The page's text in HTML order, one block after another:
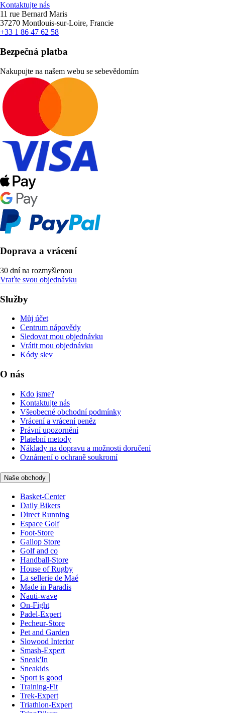
Kontaktujte nás
11 rue Bernard Maris
37270 Montlouis-sur-Loire, Francie
+33 1 86 47 62 58
Bezpečná platba
Nakupujte na našem webu se sebevědomím
Doprava a vrácení
30 dní na rozmyšlenou
Vraťte svou objednávku
Služby
Můj účet
Centrum nápovědy
Sledovat mou objednávku
Vrátit mou objednávku
Kódy slev
O nás
Kdo jsme?
Kontaktujte nás
Všeobecné obchodní podmínky
Vrácení a vrácení peněz
Právní upozornění
Platební metody
Náklady na dopravu a možnosti doručení
Oznámení o ochraně soukromí
Naše obchody
Basket-Center
Daily Bikers
Direct Running
Espace Golf
Foot-Store
Gallop Store
Golf and co
Handball-Store
House of Rugby
La sellerie de Maé
Made in Paradis
Nauti-wave
On-Fight
Padel-Expert
Pecheur-Store
Pet and Garden
Slowood Interior
Smash-Expert
Sneak'In
Sneakids
Sport is good
Training-Fit
Trek-Expert
Triathlon-Expert